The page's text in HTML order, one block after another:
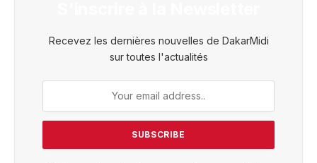
Recevez les dernières nouvelles de DakarMidi
sur toutes l'actualités